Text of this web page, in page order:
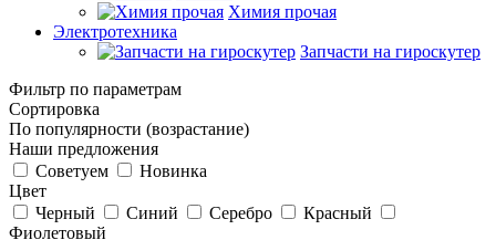
Химия прочая
Электротехника
Запчасти на гироскутер
Фильтр по параметрам
Сортировка
По популярности (возрастание)
Наши предложения
Советуем
Новинка
Цвет
Черный
Синий Серебро
Красный
Фиолетовый